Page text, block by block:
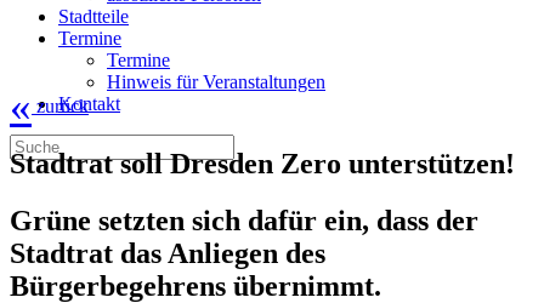
Stadtteile
Termine
Termine
Hinweis für Veranstaltungen
Kontakt
« zurück
Stadtrat soll Dresden Zero unterstützen!
Grüne setzten sich dafür ein, dass der
Stadtrat das Anliegen des
Bürgerbegehrens übernimmt.